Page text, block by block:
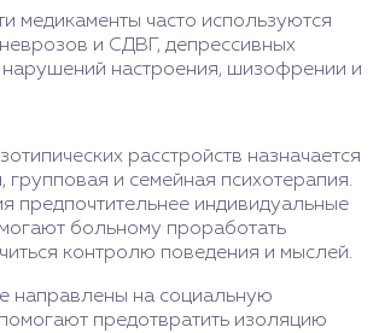
медикаменты часто используются
и СДВГ, депрессивных
нарушений настроения, шизофрении и
расстройств назначается
групповая и семейная психотерапия.
предпочтительнее индивидуальные
больному проработать
контролю поведения и мыслей.
направлены на социальную
предотвратить изоляцию